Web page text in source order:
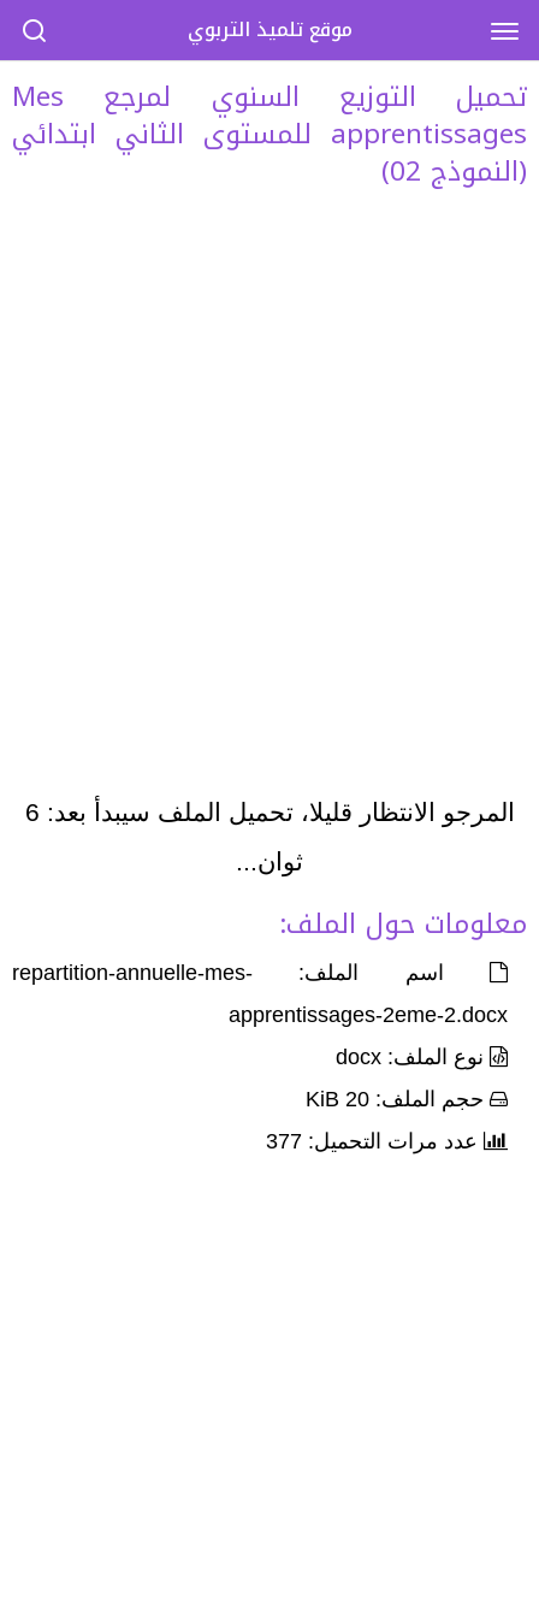
تحميل التوزيع السنوي لمرجع Mes
apprentissages للمستوى الثاني ابتدائي
(النموذج 02)
المرجو الانتظار قليلا، تحميل الملف سيبدأ بعد: 6
ثوان...
معلومات حول الملف:
اسم الملف: repartition-annuelle-mes-
apprentissages-2eme-2.docx
نوع الملف: docx
حجم الملف: 20 KiB
عدد مرات التحميل: 377
موقع تلميذ التربوي